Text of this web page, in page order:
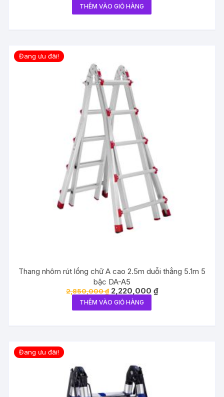
THÊM VÀO GIỎ HÀNG
Đang ưu đãi!
Thang nhôm rút lồng chữ A cao 2.5m duỗi thẳng 5.1m 5
bậc DA-A5
2,850,000₫ Giá
gốc
là:
2,850,000 ₫.
2,220,000 ₫Giá
hiện
THÊM VÀO GIỎ HÀNG
Đang ưu đãi!